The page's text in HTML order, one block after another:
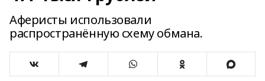
Аферисты использовали
распространённую схему обмана.